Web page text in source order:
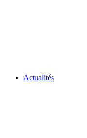
Actualités